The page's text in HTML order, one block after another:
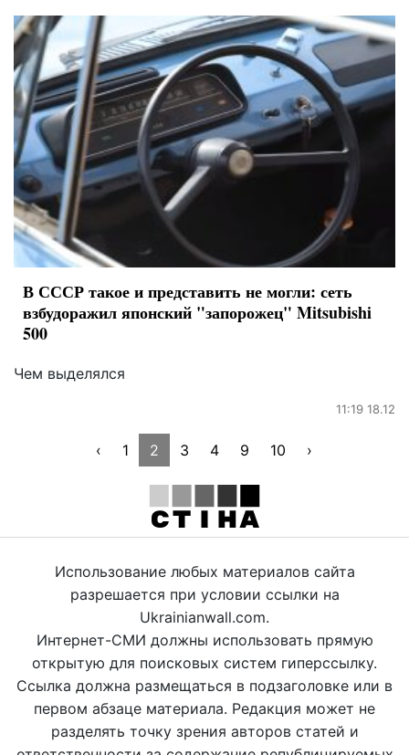
В СССР такое и представить не могли: сеть
взбудоражил японский "запорожец" Mitsubishi
500
Чем выделялся
11:19 18.12
‹ 1 2 3 4 9 10 ›
Использование любых материалов сайта
разрешается при условии ссылки на
Ukrainianwall.com.
Интернет-СМИ должны использовать прямую
открытую для поисковых систем гиперссылку.
Ссылка должна размещаться в подзаголовке или в
первом абзаце материала. Редакция может не
разделять точку зрения авторов статей и